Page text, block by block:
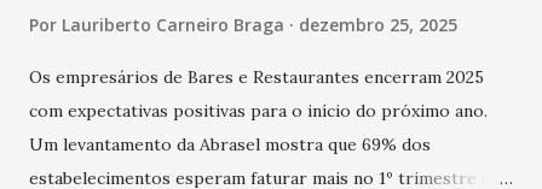
Por Lauriberto Carneiro Braga dezembro 25, 2025
Os empresários de Bares e Restaurantes encerram 2025
com expectativas positivas para o início do próximo ano.
Um levantamento da Abrasel mostra que 69% dos
estabelecimentos esperam faturar mais no 1º trimestre de